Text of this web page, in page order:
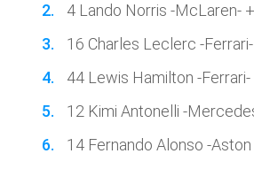
4 Lando Norris -McLaren-
16 Charles Leclerc -
44 Lewis Hamilton -
12 Kimi Antonelli -
14 Fernando Alonso -